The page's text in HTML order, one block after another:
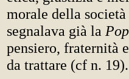
morale della
segnalava già la
pensiero, fraternità
da trattare (cf n. 19).